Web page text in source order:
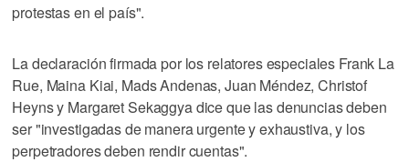
protestas en el país".
La declaración firmada por los relatores especiales Frank La
Rue, Maina Kiai, Mads Andenas, Juan Méndez, Christof
Heyns y Margaret Sekaggya dice que las denuncias deben
ser "investigadas de manera urgente y exhaustiva, y los
perpetradores deben rendir cuentas".